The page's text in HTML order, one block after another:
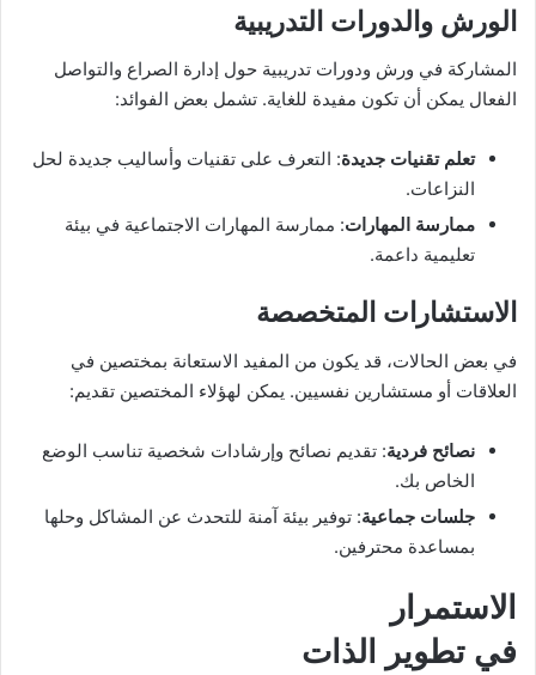
الورش والدورات التدريبية
المشاركة في ورش ودورات تدريبية حول إدارة الصراع والتواصل
الفعال يمكن أن تكون مفيدة للغاية. تشمل بعض الفوائد:
تعلم تقنيات جديدة: التعرف على تقنيات وأساليب جديدة لحل
النزاعات.
ممارسة المهارات: ممارسة المهارات الاجتماعية في بيئة
تعليمية داعمة.
الاستشارات المتخصصة
في بعض الحالات، قد يكون من المفيد الاستعانة بمختصين في
العلاقات أو مستشارين نفسيين. يمكن لهؤلاء المختصين تقديم:
نصائح فردية: تقديم نصائح وإرشادات شخصية تناسب الوضع
الخاص بك.
جلسات جماعية: توفير بيئة آمنة للتحدث عن المشاكل وحلها
بمساعدة محترفين.
الاستمرار
في تطوير الذات